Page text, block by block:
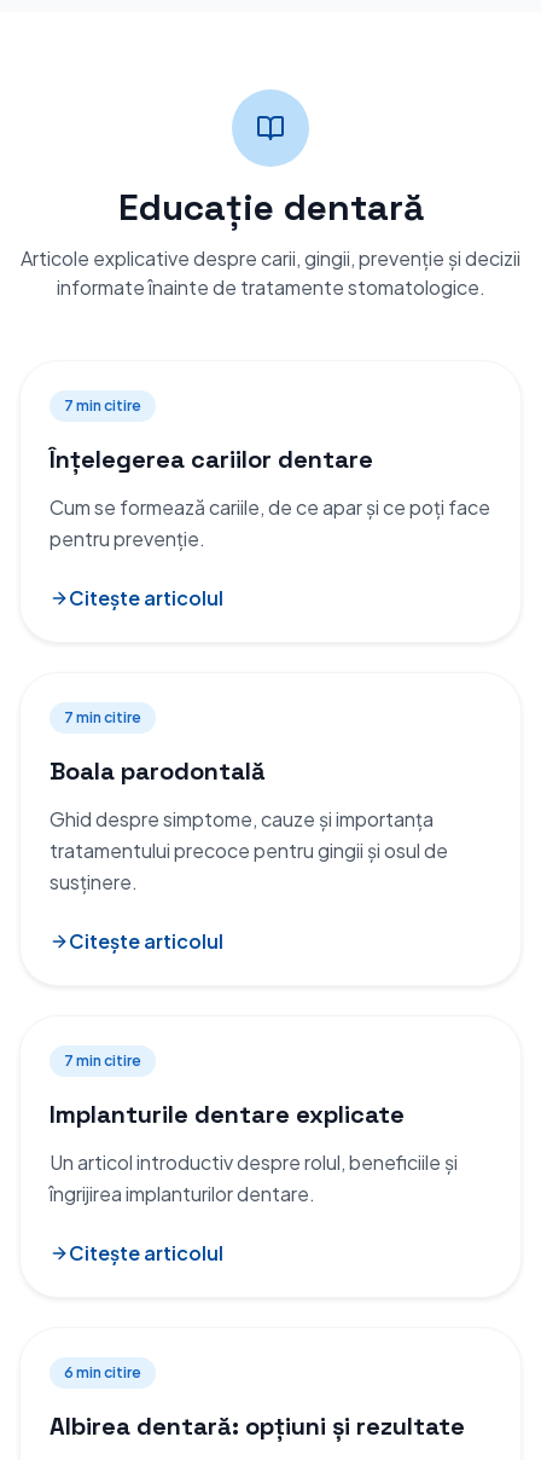
Educație dentară
Articole explicative despre carii, gingii, prevenție și decizii
informate înainte de tratamente stomatologice.
7 min citire
Înțelegerea cariilor dentare
Cum se formează cariile, de ce apar și ce poți face
pentru prevenție.
Citește articolul
7 min citire
Boala parodontală
Ghid despre simptome, cauze și importanța
tratamentului precoce pentru gingii și osul de
susținere.
Citește articolul
7 min citire
Implanturile dentare explicate
Un articol introductiv despre rolul, beneficiile și
îngrijirea implanturilor dentare.
Citește articolul
6 min citire
Albirea dentară: opțiuni și rezultate